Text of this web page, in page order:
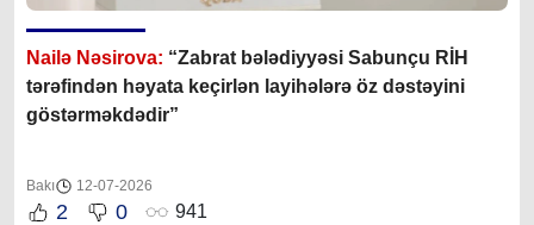
Nailə Nəsirova: “Zabrat bələdiyyəsi Sabunçu RİH
tərəfindən həyata keçirlən layihələrə öz dəstəyini
göstərməkdədir”
Bakı 12-07-2026
2 0 941